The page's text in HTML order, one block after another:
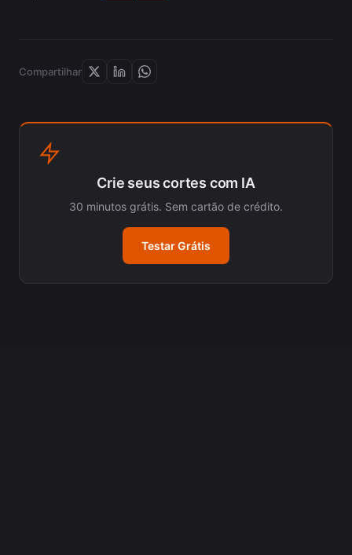
Compartilhar
Crie seus cortes com IA
30 minutos grátis. Sem cartão de crédito.
Testar Grátis